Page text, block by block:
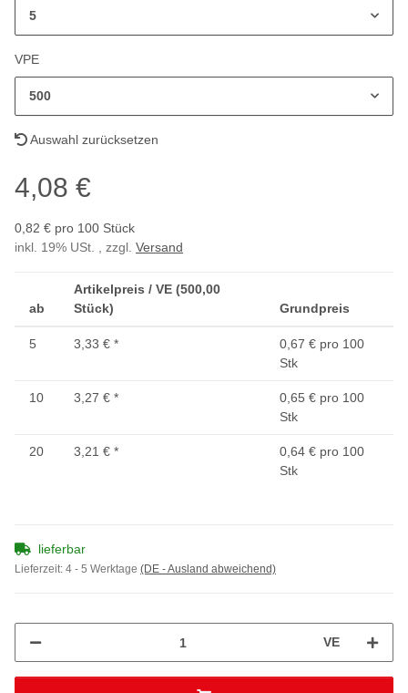
5
VPE
500
Auswahl zurücksetzen
4,08 €
0,82 € pro 100 Stück
inkl. 19% USt. , zzgl. Versand
ab
Artikelpreis / VE (500,00
Stück)
Grundpreis
5 3,33 € *
0,67 € pro 100
Stk
10 3,27 € *
0,65 € pro 100
Stk
20 3,21 € *
0,64 € pro 100
Stk
lieferbar
Lieferzeit: 4 - 5 Werktage (DE - Ausland abweichend)
VE